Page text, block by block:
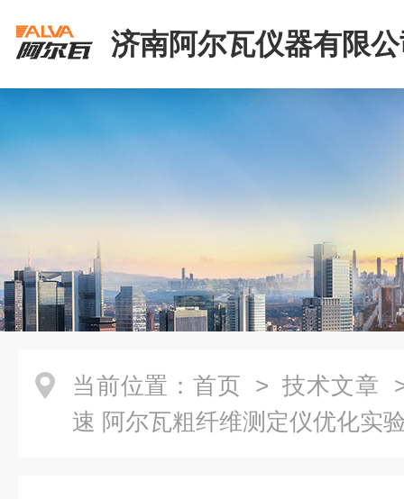
济南阿尔瓦仪器有限
当前位置： 首页 > 技术文章
速 阿尔瓦粗纤维测定仪优化实